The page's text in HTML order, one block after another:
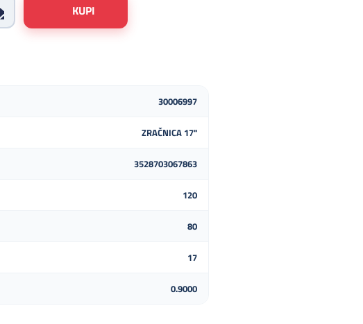
30006997
ZRAČNICA 17"
3528703067863
120
80
17
0.9000